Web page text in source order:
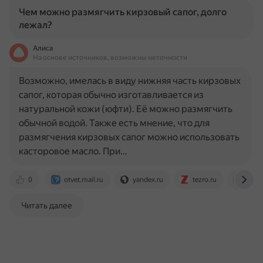
Чем можно размягчить кирзовый сапог, долго
лежал?
Алиса
На основе источников, возможны неточности
0 otvet.mail.ru yandex.ru tezro.ru
Возможно, имелась в виду нижняя часть кирзовых
сапог, которая обычно изготавливается из
натуральной кожи (юфти). Её можно размягчить
обычной водой. Также есть мнение, что для
размягчения кирзовых сапог можно использовать
касторовое масло. При…
Читать далее